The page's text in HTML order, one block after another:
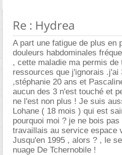
Re : Hydrea
A part une fatigue de plus en
douleurs habdominales
, cette maladie ma permis de
ressources que j'ignorais
,stéphanie 20 ans et
aucun des 3 n'est touché et
ne l'est non plus ! Je suis
Lohane ( 18 mois ) qui est
pourquoi moi ? je ne bois
travaillais au service espace
Jusqu'en 1995 , alors ? , le
nuage De Tchernobile !